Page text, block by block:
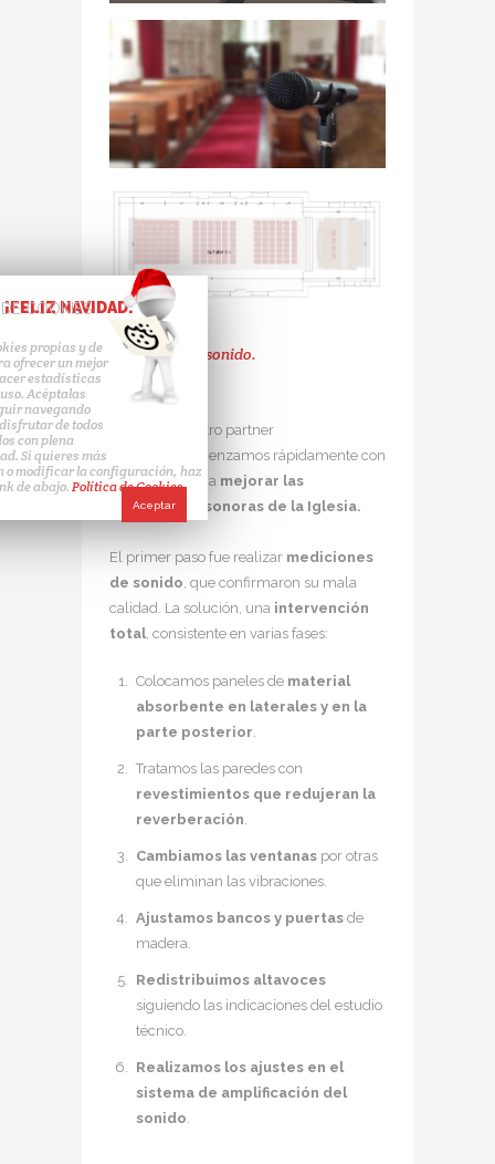
Mejorando el sonido.
Gracias a nuestro partner
comenzamos rápidamente con
los trabajos para mejorar las
condiciones sonoras de la Iglesia.
El primer paso fue realizar mediciones
de sonido , que confirmaron su mala
calidad. La solución, una intervención
total , consistente en varias fases:
Colocamos paneles de material
absorbente en laterales y en la
parte posterior
Tratamos las paredes con
revestimientos que redujeran la
reverberación
Cambiamos las ventanas por otras
que eliminan las vibraciones.
Ajustamos bancos y puertas de
madera.
Redistribuimos altavoces
siguiendo las indicaciones del estudio
técnico.
Realizamos los ajustes en el
sistema de amplificación del
sonido
COOKIES
¡FELIZ NAVIDAD!
propias y de
ofrecer un mejor
estadísticas
Acéptalas
navegando
de todos
con plena
Si quieres más
o modificar la configuración, haz
de abajo. Política de Cookies.
Aceptar